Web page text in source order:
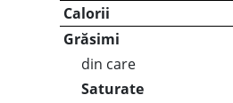
Calorii
Grăsimi
din care
Saturate